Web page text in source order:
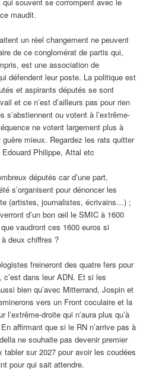
maudit.
un réel changement ne peuvent
de ce conglomérat de partis qui,
est une association de
défendent leur poste. La politique est
et aspirants députés se sont
et ce n’est d’ailleurs pas pour rien
s’abstiennent ou votent à l’extrême-
ne votent largement plus à
mieux. Regardez les rats quitter
Philippe, Attal etc
députés car d’une part,
s’organisent pour dénoncer les
(artistes, journalistes, écrivains…) ;
d’un bon œil le SMIC à 1600
vaudront ces 1600 euros si
deux chiffres ?
freineront des quatre fers pour
dans leur ADN. Et si les
bien qu’avec Mitterrand, Jospin et
vers un Front coculaire et la
l’extrême-droite qui n’aura plus qu’à
affirmant que si le RN n’arrive pas à
ne souhaite pas devenir premier
tabler sur 2027 pour avoir les coudées
pour qui sait attendre.